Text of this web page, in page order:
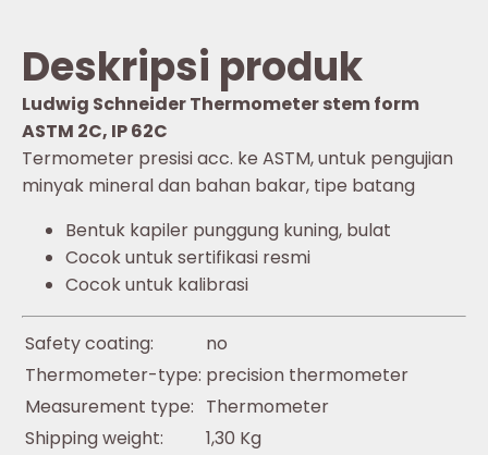
Deskripsi produk
Ludwig Schneider Thermometer stem form
ASTM 2C, IP 62C
Termometer presisi acc. ke ASTM, untuk pengujian
minyak mineral dan bahan bakar, tipe batang
Bentuk kapiler punggung kuning, bulat
Cocok untuk sertifikasi resmi
Cocok untuk kalibrasi
Safety coating:
no
Thermometer-type: precision thermometer
Measurement type: Thermometer
Shipping weight:
1,30 Kg